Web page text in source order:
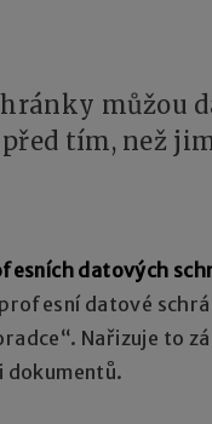
můžou
před tím, než
datových
datové
Nařizuje to
dokumentů.